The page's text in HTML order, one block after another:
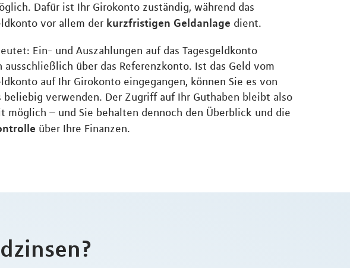
Dafür ist Ihr Girokonto zuständig, während das
vor allem der kurzfristigen Geldanlage dient.
Ein- und Auszahlungen auf das Tagesgeldkonto
ausschließlich über das Referenzkonto. Ist das Geld vom
auf Ihr Girokonto eingegangen, können Sie es von
beliebig verwenden. Der Zugriff auf Ihr Guthaben bleibt also
möglich – und Sie behalten dennoch den Überblick und die
über Ihre Finanzen.